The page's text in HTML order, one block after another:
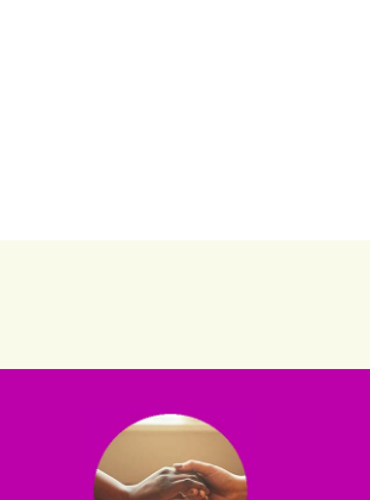
saiba mais